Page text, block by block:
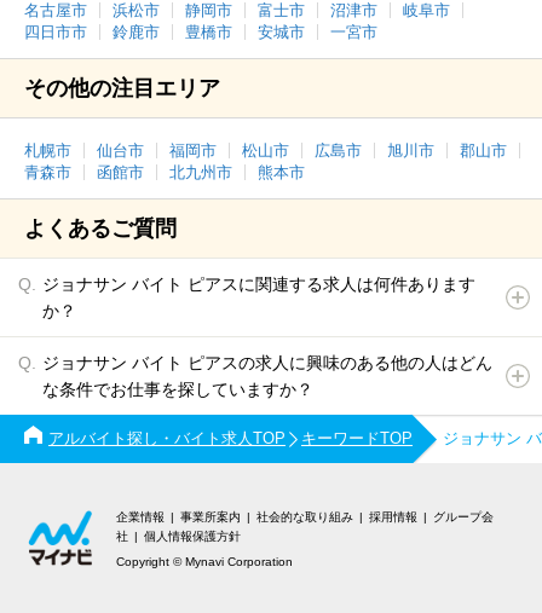
名古屋市 浜松市 静岡市 富士市 沼津市
岐阜市
四日市市
鈴鹿市 豊橋市 安城市 一宮市
その他の注目エリア
札幌市 仙台市 福岡市 松山市 広島市 旭川市
郡山市
青森市
函館市 北九州市 熊本市
よくあるご質問
ジョナサン バイト ピアスに関連する求人は何件あります
か？
ジョナサン バイト ピアスの求人に興味のある他の人はどん
な条件でお仕事を探していますか？
アルバイト探し・バイト求人TOP キーワードTOP ジョナサン
企業情報 事業所案内 社会的な取り組み 採用情報
グループ会
社
個人情報保護方針
Copyright © Mynavi Corporation